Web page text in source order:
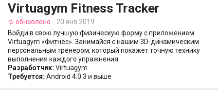
Virtuagym Fitness Tracker
autorenew обновлено
20 янв 2019
Войди в свою лучшую физическую форму с приложением
Virtuagym «Фитнес». Занимайся с нашим 3D-динамическим
персональным тренером, который покажет точную технику
выполнения каждого упражнения.
Разработчик: Virtuagym
Требуется: Android 4.0.3 и выше